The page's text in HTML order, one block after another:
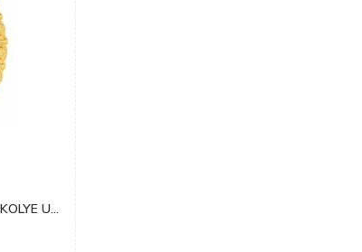
CIGOLD 22 AYAR ALTIN TAŞLI KOLYE UCU OA-K2KLUC0825025744